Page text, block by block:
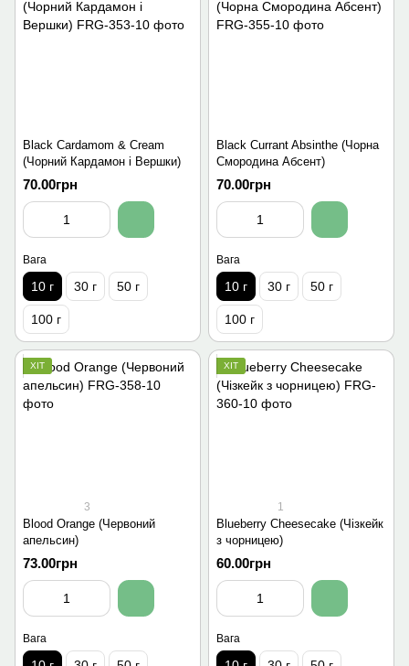
Black Cardamom & Cream
(Чорний Кардамон і Вершки)
70.00грн
Вага
10 г 30 г 50 г
100 г
Black Currant Absinthe (Чорна
Смородина Абсент)
70.00грн
Вага
10 г 30 г 50 г
100 г
ХІТ
3
Blood Orange (Червоний
апельсин)
73.00грн
Вага
ХІТ
1
Blueberry Cheesecake (Чізкейк
з чорницею)
60.00грн
Вага